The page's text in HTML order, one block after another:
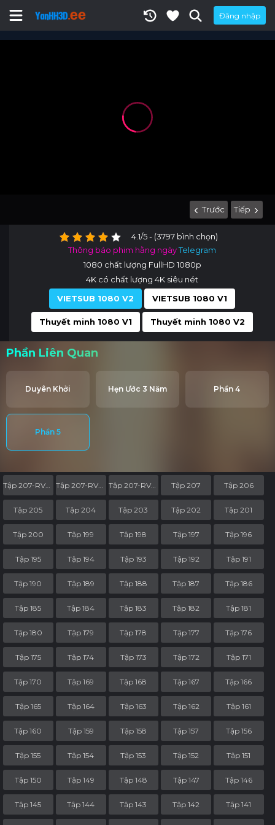
Đăng nhập
Trước Tiếp
4.1/5 - (3797 bình chọn)
Thông báo phim hằng ngàyTelegram
1080 chất lượng FullHD 1080p
4K có chất lượng 4K siêu nét
VIETSUB 1080 V2
VIETSUB 1080 V1
Thuyết minh 1080 V1 Thuyết minh 1080 V2
Phần Liên Quan
Duyên Khởi Hẹn Ước 3 Năm Phần 4
Phần 5
Tập 207-RV04 Tập 207-RV03 Tập 207 Tập 206
Tập 205 Tập 204 Tập 203 Tập 202 Tập 201
Tập 200 Tập 199 Tập 198 Tập 197 Tập 196
Tập 195 Tập 194 Tập 193 Tập 192 Tập 191
Tập 190 Tập 189 Tập 188 Tập 187 Tập 186
Tập 185 Tập 184 Tập 183 Tập 182 Tập 181
Tập 180 Tập 179 Tập 178 Tập 177 Tập 176
Tập 175 Tập 174 Tập 173 Tập 172 Tập 171
Tập 170 Tập 169 Tập 168 Tập 167 Tập 166
Tập 165 Tập 164 Tập 163 Tập 162 Tập 161
Tập 160 Tập 159 Tập 158 Tập 157 Tập 156
Tập 155 Tập 154 Tập 153 Tập 152 Tập 151
Tập 150 Tập 149 Tập 148 Tập 147 Tập 146
Tập 145 Tập 144 Tập 143 Tập 142 Tập 141